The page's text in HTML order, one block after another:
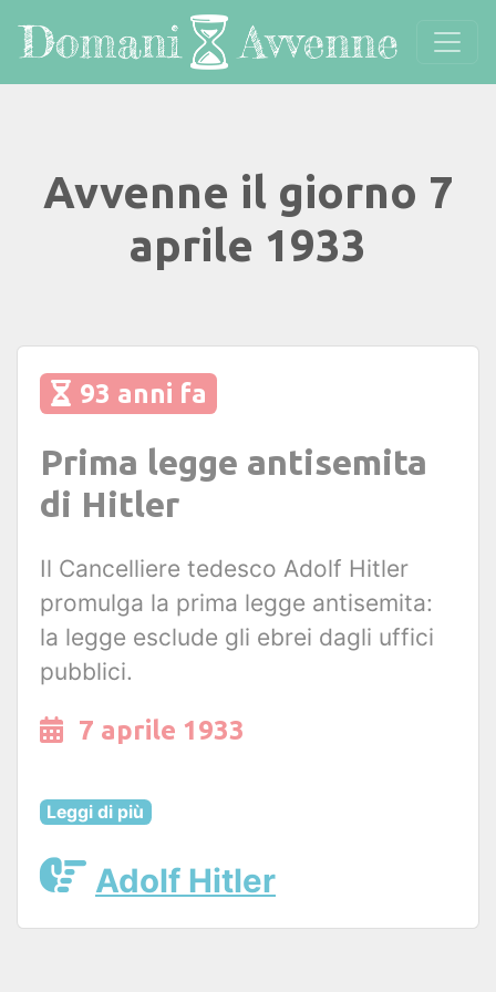
Avvenne il giorno 7
aprile 1933
93 anni fa
Prima legge antisemita
di Hitler
Il Cancelliere tedesco Adolf Hitler
promulga la prima legge antisemita:
la legge esclude gli ebrei dagli uffici
pubblici.
7 aprile 1933
Leggi di più
Adolf Hitler